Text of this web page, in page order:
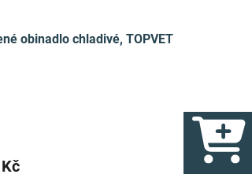
obinadlo chladivé, TOPVET